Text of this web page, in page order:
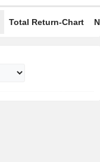
Total Return-Chart